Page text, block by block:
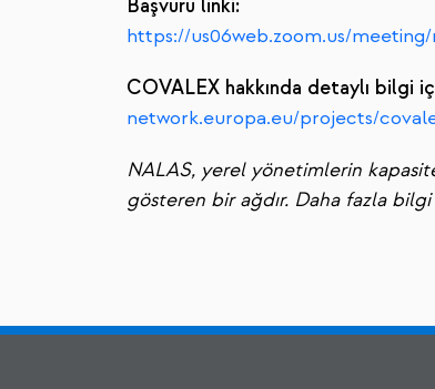
Başvuru linki:
https://us06web.zoom.us/
COVALEX hakkında detaylı bilgi
network.europa.eu/projects/
NALAS, yerel yönetimlerin
gösteren bir ağdır. Daha fazla